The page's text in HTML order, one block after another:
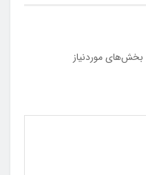
بخش‌های موردنیاز